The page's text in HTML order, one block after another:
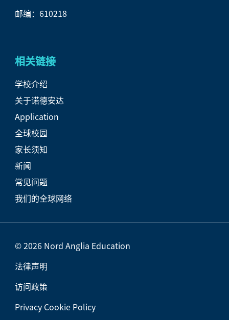
邮编：610218
相关链接
学校介绍
关于诺德安达
Application
全球校园
家长须知
新闻
常见问题
我们的全球网络
© 2026 Nord Anglia Education
法律声明
访问政策
Privacy Cookie Policy